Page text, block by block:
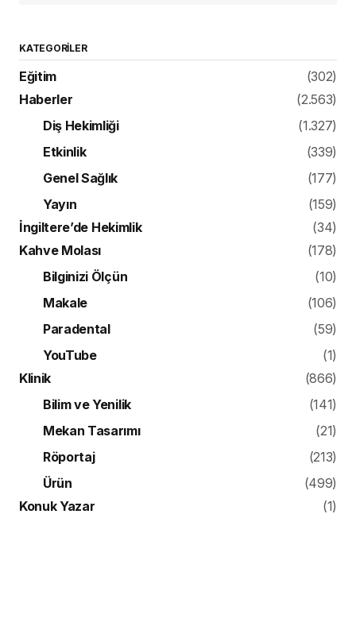
KATEGORILER
Eğitim
(302)
Haberler
(2.563)
Diş Hekimliği
(1.327)
Etkinlik
(339)
Genel Sağlık
(177)
Yayın
(159)
İngiltere’de Hekimlik
(34)
Kahve Molası
(178)
Bilginizi Ölçün
(10)
Makale
(106)
Paradental
(59)
YouTube
(1)
Klinik
(866)
Bilim ve Yenilik
(141)
Mekan Tasarımı
(21)
Röportaj
(213)
Ürün
(499)
Konuk Yazar
(1)